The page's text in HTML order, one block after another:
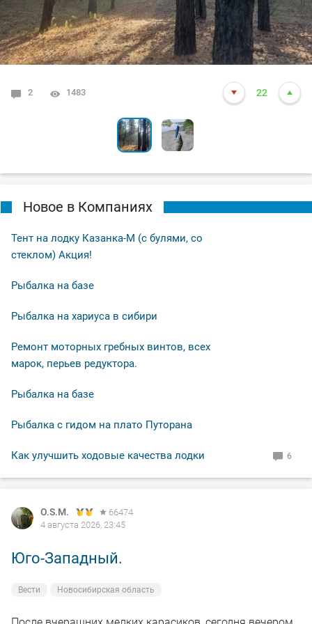
2 1483 22
6 1639 24
Новое в Компаниях
Тент на лодку Казанка-М (с булями, со
стеклом) Акция!
Рыбалка на базе
Рыбалка на хариуса в сибири
Ремонт моторных гребных винтов, всех
марок, перьев редуктора.
Рыбалка на базе
Рыбалка с гидом на плато Путорана
Как улучшить ходовые качества лодки 6
O.S.M.
66474
4 августа 2026, 23:45
Юго-Западный.
Вести Новосибирская область